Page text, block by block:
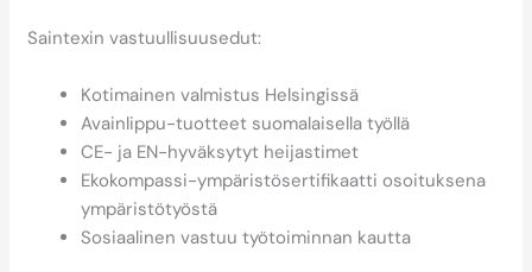
Saintexin vastuullisuusedut:
Kotimainen valmistus Helsingissä
Avainlippu-tuotteet suomalaisella työllä
CE- ja EN-hyväksytyt heijastimet
Ekokompassi-ympäristösertifikaatti osoituksena
ympäristötyöstä
Sosiaalinen vastuu työtoiminnan kautta